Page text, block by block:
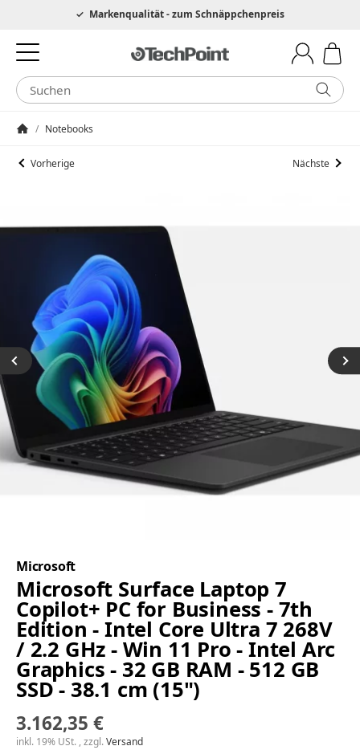
Hotline 0049 6205 3079975Markenqualität - zum Schnäppchenpreis
/ Notebooks
Vorherige Nächste
Microsoft
Microsoft Surface Laptop 7
Copilot+ PC for Business - 7th
Edition - Intel Core Ultra 7 268V
/ 2.2 GHz - Win 11 Pro - Intel Arc
Graphics - 32 GB RAM - 512 GB
SSD - 38.1 cm (15")
3.162,35 €
inkl. 19% USt. , zzgl.Versand